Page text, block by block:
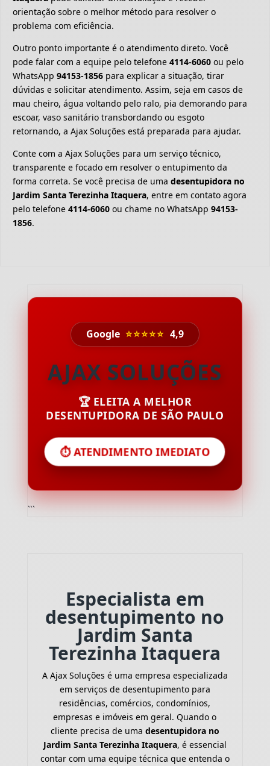
orientação sobre o melhor método para resolver o
problema com eficiência.
Outro ponto importante é o atendimento direto. Você
pode falar com a equipe pelo telefone 4114-6060 ou pelo
WhatsApp 94153-1856 para explicar a situação, tirar
dúvidas e solicitar atendimento. Assim, seja em casos de
mau cheiro, água voltando pelo ralo, pia demorando para
escoar, vaso sanitário transbordando ou esgoto
retornando, a Ajax Soluções está preparada para ajudar.
Conte com a Ajax Soluções para um serviço técnico,
transparente e focado em resolver o entupimento da
forma correta. Se você precisa de uma desentupidora no
Jardim Santa Terezinha Itaquera, entre em contato agora
pelo telefone 4114-6060 ou chame no WhatsApp 94153-
1856.
Google ⭐⭐⭐⭐⭐ 4,9
AJAX SOLUÇÕES
🏆 ELEITA A MELHOR
DESENTUPIDORA DE SÃO PAULO
⏱️ ATENDIMENTO IMEDIATO
```
Especialista em
desentupimento no
Jardim Santa
Terezinha Itaquera
A Ajax Soluções é uma empresa especializada
em serviços de desentupimento para
residências, comércios, condomínios,
empresas e imóveis em geral. Quando o
cliente precisa de uma desentupidora no
Jardim Santa Terezinha Itaquera, é essencial
contar com uma equipe técnica que entenda o